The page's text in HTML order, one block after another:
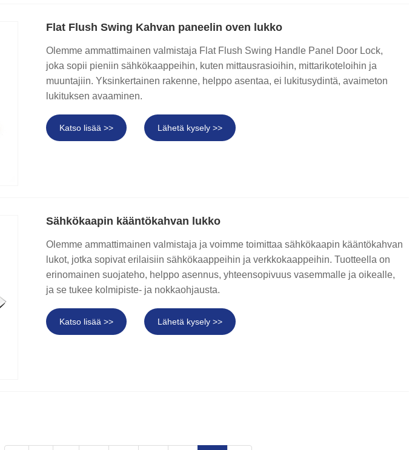
Flat Flush Swing Kahvan paneelin oven lukko
Olemme ammattimainen valmistaja Flat Flush Swing Handle Panel Door Lock,
joka sopii pieniin sähkökaappeihin, kuten mittausrasioihin, mittarikoteloihin ja
muuntajiin. Yksinkertainen rakenne, helppo asentaa, ei lukitusydintä, avaimeton
lukituksen avaaminen.
Katso lisää >> Lähetä kysely >>
Sähkökaapin kääntökahvan lukko
Olemme ammattimainen valmistaja ja voimme toimittaa sähkökaapin kääntökahvan
lukot, jotka sopivat erilaisiin sähkökaappeihin ja verkkokaappeihin. Tuotteella on
erinomainen suojateho, helppo asennus, yhteensopivuus vasemmalle ja oikealle,
ja se tukee kolmipiste- ja nokkaohjausta.
Katso lisää >> Lähetä kysely >>